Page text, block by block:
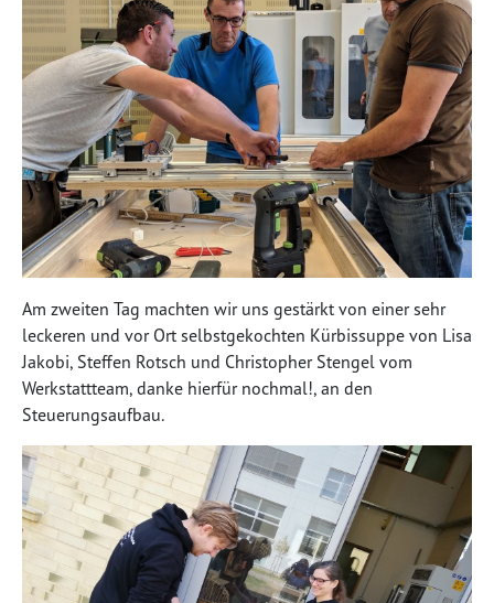
Am zweiten Tag machten wir uns gestärkt von einer sehr
leckeren und vor Ort selbstgekochten Kürbissuppe von Lisa
Jakobi, Steffen Rotsch und Christopher Stengel vom
Werkstattteam, danke hierfür nochmal!, an den
Steuerungsaufbau.